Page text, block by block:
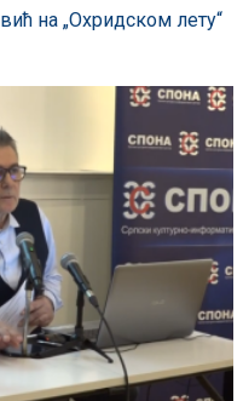
на „Охридском лету“